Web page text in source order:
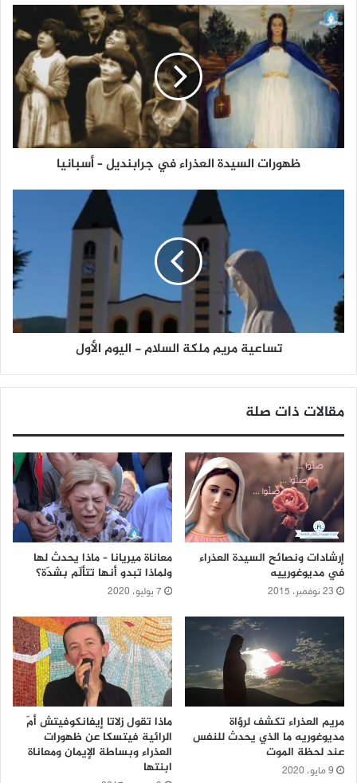
ظهورات السيدة العذراء في جرابنديل – أسبانيا
تساعية مريم ملكة السلام - اليوم الأول
مقالات ذات صلة
إرشادات ونصائح السيدة العذراء
في مديوغورييه
23 نوفمبر، 2015
معاناة ميريانا – ماذا يحدث لها
ولماذا تبدو أنها تتألّم بشدّة؟
7 يوليو، 2020
مريم العذراء تكشف لرؤاة
مديوغوريه ما الذي يحدث للنفس
عند لحظة الموت
9 مايو، 2020
ماذا تقول زلاتا إيفانكوفيتش أمّ
الرائية فيتسكا عن ظهورات
العذراء وبساطة الإيمان ومعاناة
ابنتها